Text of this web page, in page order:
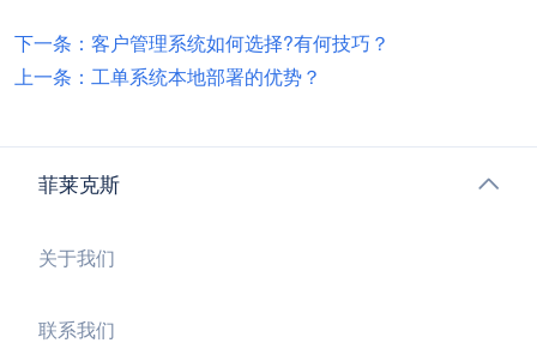
下一条：客户管理系统如何选择?有何技巧？
上一条：工单系统本地部署的优势？
菲莱克斯
关于我们
联系我们